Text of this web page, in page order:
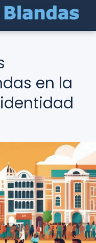
en la